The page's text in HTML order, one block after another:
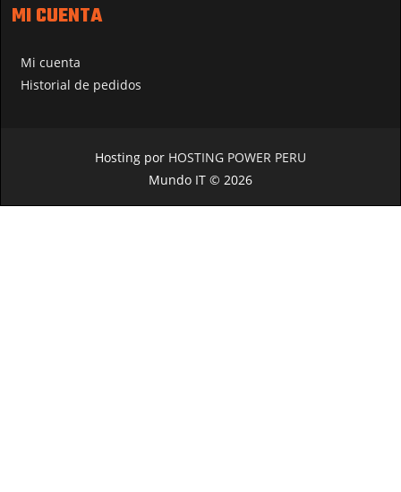
MI CUENTA
Mi cuenta
Historial de pedidos
Hosting por HOSTING POWER PERU
Mundo IT © 2026